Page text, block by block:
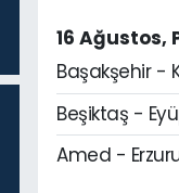
16 Ağustos,
Başakşehir -
Beşiktaş -
Amed -